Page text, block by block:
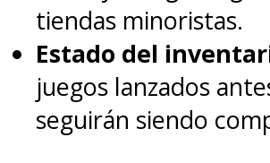
tiendas minoristas.
Estado del
juegos lanzados
seguirán siendo